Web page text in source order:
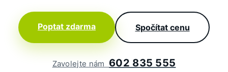
Poptat zdarma Spočítat cenu
Zavolejte nám 602 835 555